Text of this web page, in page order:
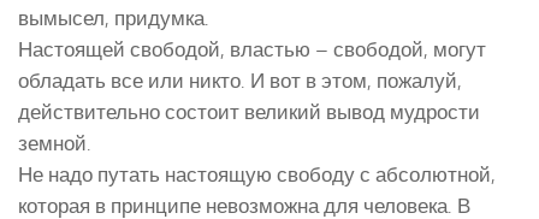
вымысел, придумка.
Настоящей свободой, властью – свободой, могут
обладать все или никто. И вот в этом, пожалуй,
действительно состоит великий вывод мудрости
земной.
Не надо путать настоящую свободу с абсолютной,
которая в принципе невозможна для человека. В